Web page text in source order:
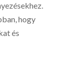
hogy
és